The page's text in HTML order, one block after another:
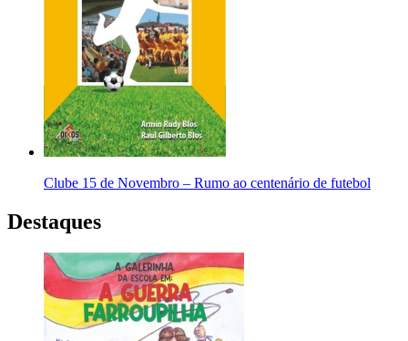
Clube 15 de Novembro – Rumo ao centenário de futebol
Destaques